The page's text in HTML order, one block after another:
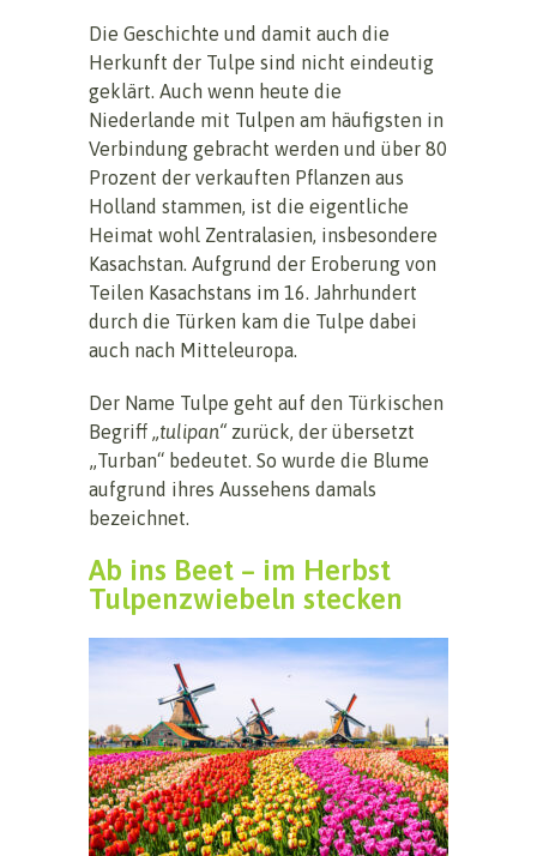
Die Geschichte und damit auch die
Herkunft der Tulpe sind nicht eindeutig
geklärt. Auch wenn heute die
Niederlande mit Tulpen am häufigsten in
Verbindung gebracht werden und über 80
Prozent der verkauften Pflanzen aus
Holland stammen, ist die eigentliche
Heimat wohl Zentralasien, insbesondere
Kasachstan. Aufgrund der Eroberung von
Teilen Kasachstans im 16. Jahrhundert
durch die Türken kam die Tulpe dabei
auch nach Mitteleuropa.
Der Name Tulpe geht auf den Türkischen
Begriff „tulipan“zurück, der übersetzt
„Turban“ bedeutet. So wurde die Blume
aufgrund ihres Aussehens damals
bezeichnet.
Ab ins Beet – im Herbst
Tulpenzwiebeln stecken